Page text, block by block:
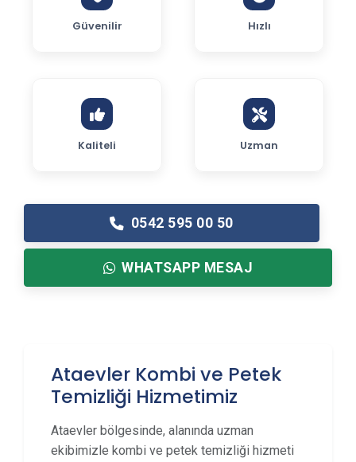
Güvenilir Hızlı
Kaliteli Uzman
0542 595 00 50
WHATSAPP MESAJ
Ataevler Kombi ve Petek
Temizliği Hizmetimiz
Ataevler bölgesinde, alanında uzman
ekibimizle kombi ve petek temizliği hizmeti